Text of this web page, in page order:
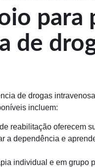
para
de
de drogas
incluem:
reabilitação oferecem
a dependência e
individual e em grupo